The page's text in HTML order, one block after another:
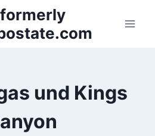
und Kings